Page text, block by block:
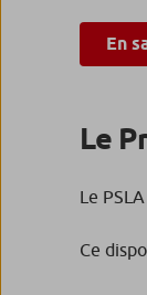
En
Le
Le
Ce